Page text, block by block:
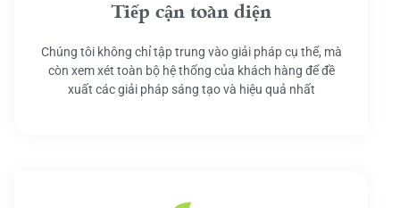
Tiếp cận toàn diện
Chúng tôi không chỉ tập trung vào giải pháp cụ thể, mà
còn xem xét toàn bộ hệ thống của khách hàng để đề
xuất các giải pháp sáng tạo và hiệu quả nhất